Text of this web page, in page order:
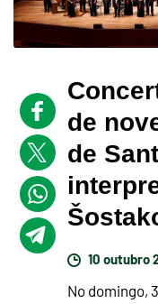
de
de
10 outubro
No domingo,